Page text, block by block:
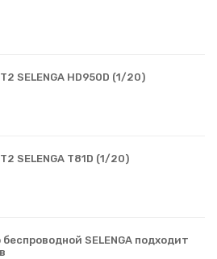
SELENGA HD950D (1/20)
SELENGA T81D (1/20)
SELENGA подходит